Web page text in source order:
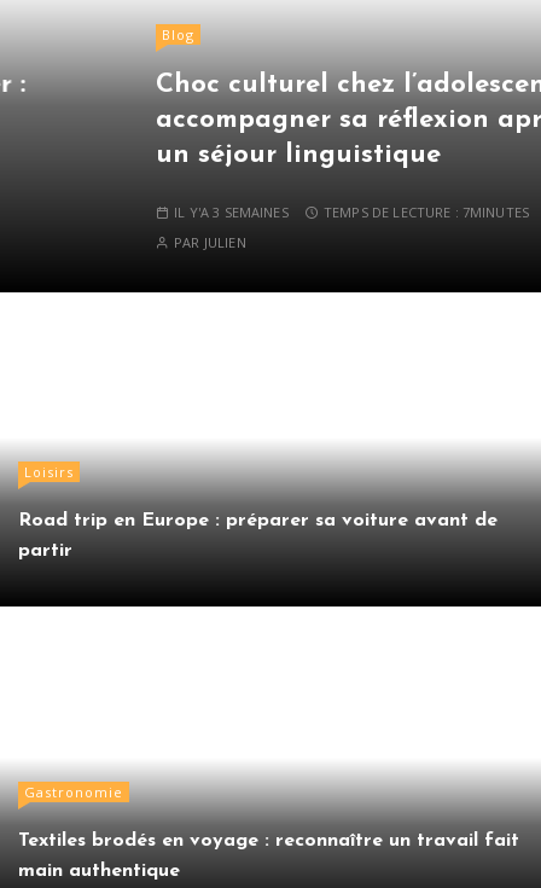
Choc culturel chez l’adolescent :
accompagner sa réflexion après
un séjour linguistique
IL Y'A 3 SEMAINES TEMPS DE LECTURE :7MINUTES
Loisirs
Road trip en Europe : préparer sa voiture avant de
partir
Gastronomie
Textiles brodés en voyage : reconnaître un travail fait
main authentique